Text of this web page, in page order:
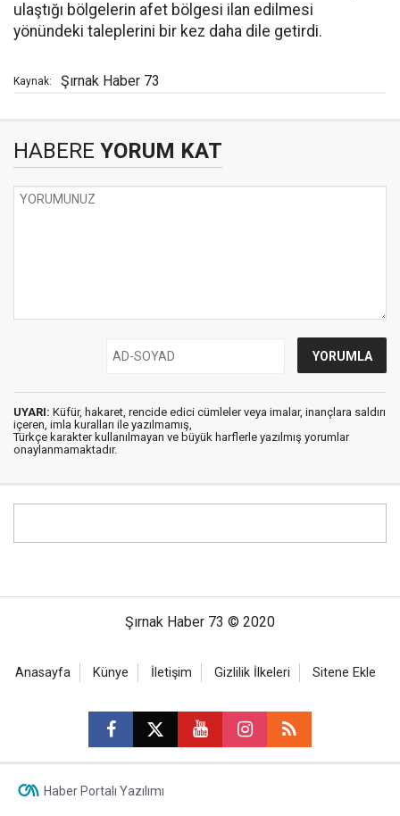
ulaştığı bölgelerin afet bölgesi ilan edilmesi
yönündeki taleplerini bir kez daha dile getirdi.
Kaynak: Şırnak Haber 73
HABERE YORUM KAT
UYARI: Küfür, hakaret, rencide edici cümleler veya imalar, inançlara saldırı
içeren, imla kuralları ile yazılmamış,
Türkçe karakter kullanılmayan ve büyük harflerle yazılmış yorumlar
onaylanmamaktadır.
Şırnak Haber 73 © 2020
Anasayfa Künye İletişim Gizlilik İlkeleri Sitene Ekle
Haber Portalı Yazılımı